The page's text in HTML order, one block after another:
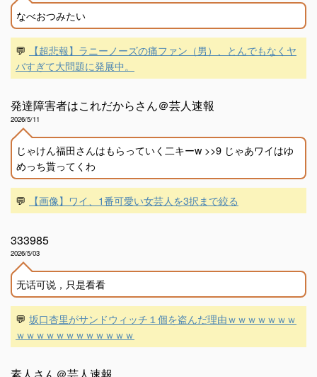
なべおつみたい
💬
【超悲報】ラニーノーズの痛ファン（男）、とんでもなくヤ
バすぎて大問題に発展中。
発達障害者はこれだからさん＠芸人速報
2026/5/11
じゃけん福田さんはもらっていく二キーw >>9 じゃあワイはゆ
めっち貰ってくわ
💬 【画像】ワイ、1番可愛い女芸人を3択まで絞る
333985
2026/5/03
无话可说，只是看看
💬 坂口杏里がサンドウィッチ１個を盗んだ理由ｗｗｗｗｗｗｗ
ｗｗｗｗｗｗｗｗｗｗｗｗ